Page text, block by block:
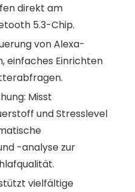
direkt am
5.3-Chip.
von Alexa-
einfaches Einrichten
Misst
und Stresslevel
-analyse zur
vielfältige